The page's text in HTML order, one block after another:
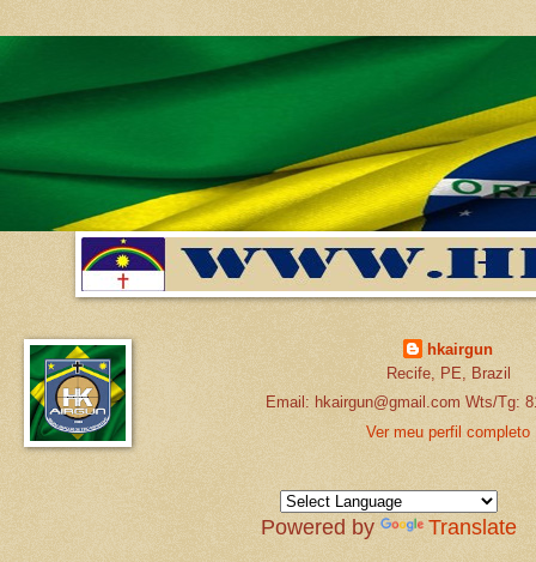
hkairgun
Recife, PE, Brazil
Email: hkairgun@gmail.com Wts/Tg:
Ver meu perfil completo
Powered by Translate